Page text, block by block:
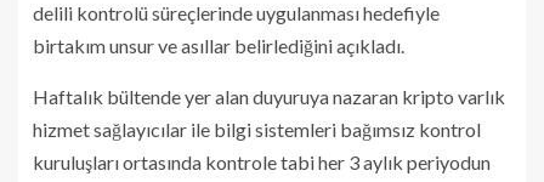
delili kontrolü süreçlerinde uygulanması hedefiyle
birtakım unsur ve asıllar belirlediğini açıkladı.
Haftalık bültende yer alan duyuruya nazaran kripto varlık
hizmet sağlayıcılar ile bilgi sistemleri bağımsız kontrol
kuruluşları ortasında kontrole tabi her 3 aylık periyodun